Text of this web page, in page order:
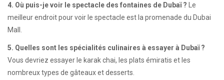
4. Où puis-je voir le spectacle des fontaines de Dubaï ? Le
meilleur endroit pour voir le spectacle est la promenade du Dubai
Mall.
5. Quelles sont les spécialités culinaires à essayer à Dubaï ?
Vous devriez essayer le karak chai, les plats émiratis et les
nombreux types de gâteaux et desserts.